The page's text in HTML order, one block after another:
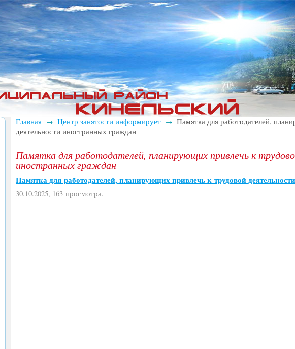
Главная → Центр занятости информирует → Памятка для работодателей,
деятельности иностранных граждан
Памятка для работодателей, планирующих привлечь к
иностранных граждан
Памятка для работодателей, планирующих привлечь к трудовой
30.10.2025, 163 просмотра.